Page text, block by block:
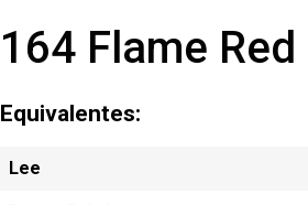
164 Flame Red
Equivalentes:
Lee